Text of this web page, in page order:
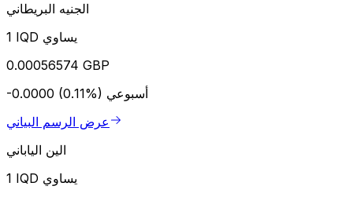
الجنيه البريطاني
1 IQD يساوي
0.00056574 GBP
-0.0000 (0.11%) أسبوعي
عرض الرسم البياني
الين الياباني
1 IQD يساوي